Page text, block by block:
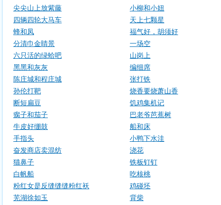
尖尖山上放紫藤
小柳和小妞
四辆四轮大马车
天上七颗星
蜂和凤
福气好，胡须好
分清巾金睛景
一场空
六只活的绿蛤吧
山岗上
黑黑和灰灰
编细席
陈庄城和程庄城
张打铁
孙伦打靶
烧香要烧萧山香
断短扁豆
饥鸡集机记
瘸子和茄子
巴老爷芭蕉树
牛皮好绷鼓
船和床
手指头
小鸭下水洼
奋发商店卖混纺
浇花
猫鼻子
铁板钉钉
白帆船
吃核桃
粉红女是反缝缝缝粉红袄
鸡碰坯
芜湖徐如玉
背柴